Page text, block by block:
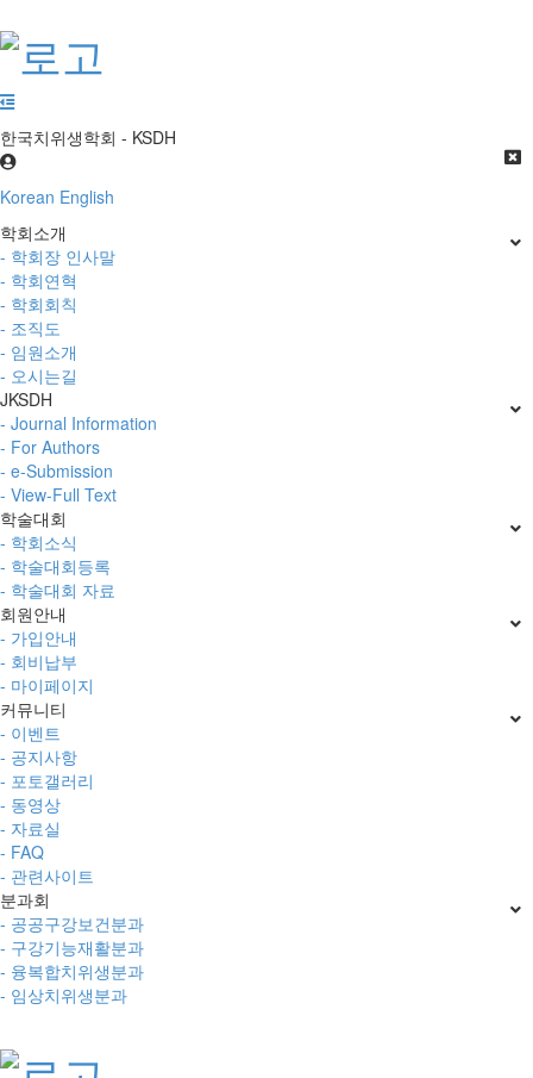
한국치위생학회 - KSDH
Korean English
학회소개
- 학회장 인사말
- 학회연혁
- 학회회칙
- 조직도
- 임원소개
- 오시는길
JKSDH
- Journal Information
- For Authors
- e-Submission
- View-Full Text
학술대회
- 학회소식
- 학술대회등록
- 학술대회 자료
회원안내
- 가입안내
- 회비납부
- 마이페이지
커뮤니티
- 이벤트
- 공지사항
- 포토갤러리
- 동영상
- 자료실
- FAQ
- 관련사이트
분과회
- 공공구강보건분과
- 구강기능재활분과
- 융복합치위생분과
- 임상치위생분과